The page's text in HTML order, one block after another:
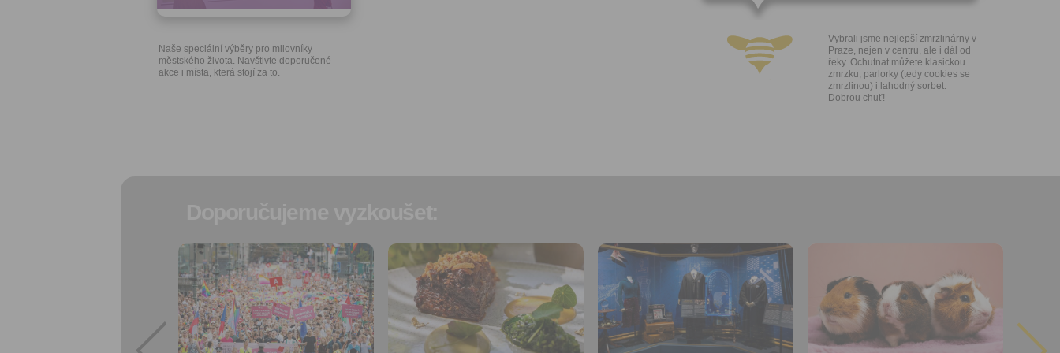
Naše speciální výběry pro milovníky
městského života. Navštivte doporučené
akce i místa, která stojí za to.
Vybrali jsme nejlepší zmrzlinárny v
Praze, nejen v centru, ale i dál od
řeky. Ochutnat můžete klasickou
zmrzku, parlorky (tedy cookies se
zmrzlinou) i lahodný sorbet.
Dobrou chuť!
Přidat do
oblíbených
Sdílet:
Facebook
export do
kalendáře
Přidat do
oblíbených
Sdílet:
Facebook
export do
kalendáře
Přidat do
oblíbených
Sdílet:
Facebook
export do
kalendáře
Sdílet:
Facebook
export do
kalendáře